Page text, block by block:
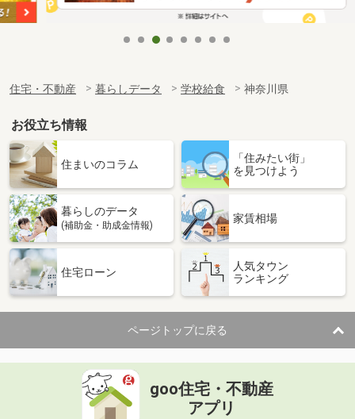
住宅・不動産 暮らしデータ 学校給食 神奈川県
お役立ち情報
住まいのコラム
「住みたい街」
を見つけよう
暮らしのデータ
(補助金・助成金情報)
家賃相場
住宅ローン
人気タウン
ランキング
ページトップに戻る
goo住宅・不動産
アプリ